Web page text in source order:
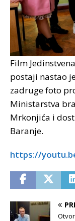
Film
postaji nastao
zadruge foto
Ministarstva
Mrkonjića i
Baranje.
https://